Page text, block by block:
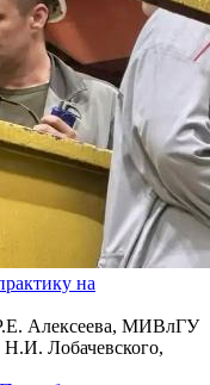
на
Алексеева, МИВлГУ
Лобачевского,